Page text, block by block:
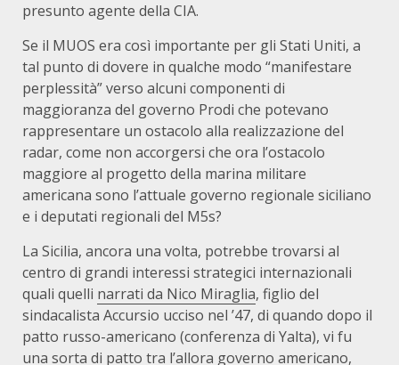
presunto agente della CIA.
Se il MUOS era così importante per gli Stati Uniti, a
tal punto di dovere in qualche modo “manifestare
perplessità” verso alcuni componenti di
maggioranza del governo Prodi che potevano
rappresentare un ostacolo alla realizzazione del
radar, come non accorgersi che ora l’ostacolo
maggiore al progetto della marina militare
americana sono l’attuale governo regionale siciliano
e i deputati regionali del M5s?
La Sicilia, ancora una volta, potrebbe trovarsi al
centro di grandi interessi strategici internazionali
quali quelli narrati da Nico Miraglia, figlio del
sindacalista Accursio ucciso nel ’47, di quando dopo il
patto russo-americano (conferenza di Yalta), vi fu
una sorta di patto tra l’allora governo americano,